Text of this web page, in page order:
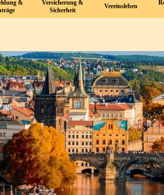
▼
&
▼
Versicherung &
Sicherheit
▼
Vereinsleben